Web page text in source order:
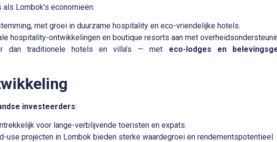
Lombok’s economieën:
, met groei in duurzame hospitality en eco-vriendelijke hotels.
hospitality-ontwikkelingen en boutique resorts aan met
dan traditionele hotels en villa’s — met eco-lodges en
investeerders:
voor lange-verblijvende toeristen en expats.
use projecten in Lombok bieden sterke waardegroei en rendementspotentieel.